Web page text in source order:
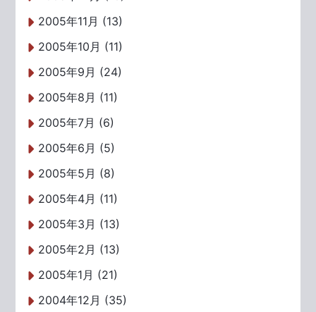
2005年11月 (13)
2005年10月 (11)
2005年9月 (24)
2005年8月 (11)
2005年7月 (6)
2005年6月 (5)
2005年5月 (8)
2005年4月 (11)
2005年3月 (13)
2005年2月 (13)
2005年1月 (21)
2004年12月 (35)